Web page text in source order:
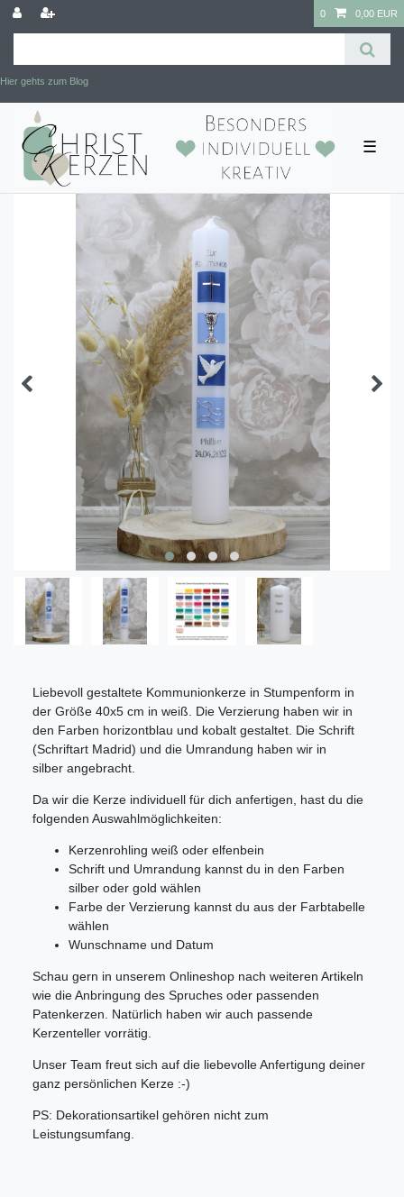
Hier gehts zum Blog
0 0,00 EUR
☰
Liebevoll gestaltete Kommunionkerze in Stumpenform in
der Größe 40x5 cm in weiß. Die Verzierung haben wir in
den Farben horizontblau und kobalt gestaltet. Die Schrift
(Schriftart Madrid) und die Umrandung haben wir in
silber angebracht.
Da wir die Kerze individuell für dich anfertigen, hast du die
folgenden Auswahlmöglichkeiten:
Kerzenrohling weiß oder elfenbein
Schrift und Umrandung kannst du in den Farben
silber oder gold wählen
Farbe der Verzierung kannst du aus der Farbtabelle
wählen
Wunschname und Datum
Schau gern in unserem Onlineshop nach weiteren Artikeln
wie die Anbringung des Spruches oder passenden
Patenkerzen. Natürlich haben wir auch passende
Kerzenteller vorrätig.
Unser Team freut sich auf die liebevolle Anfertigung deiner
ganz persönlichen Kerze :-)
PS: Dekorationsartikel gehören nicht zum
Leistungsumfang.